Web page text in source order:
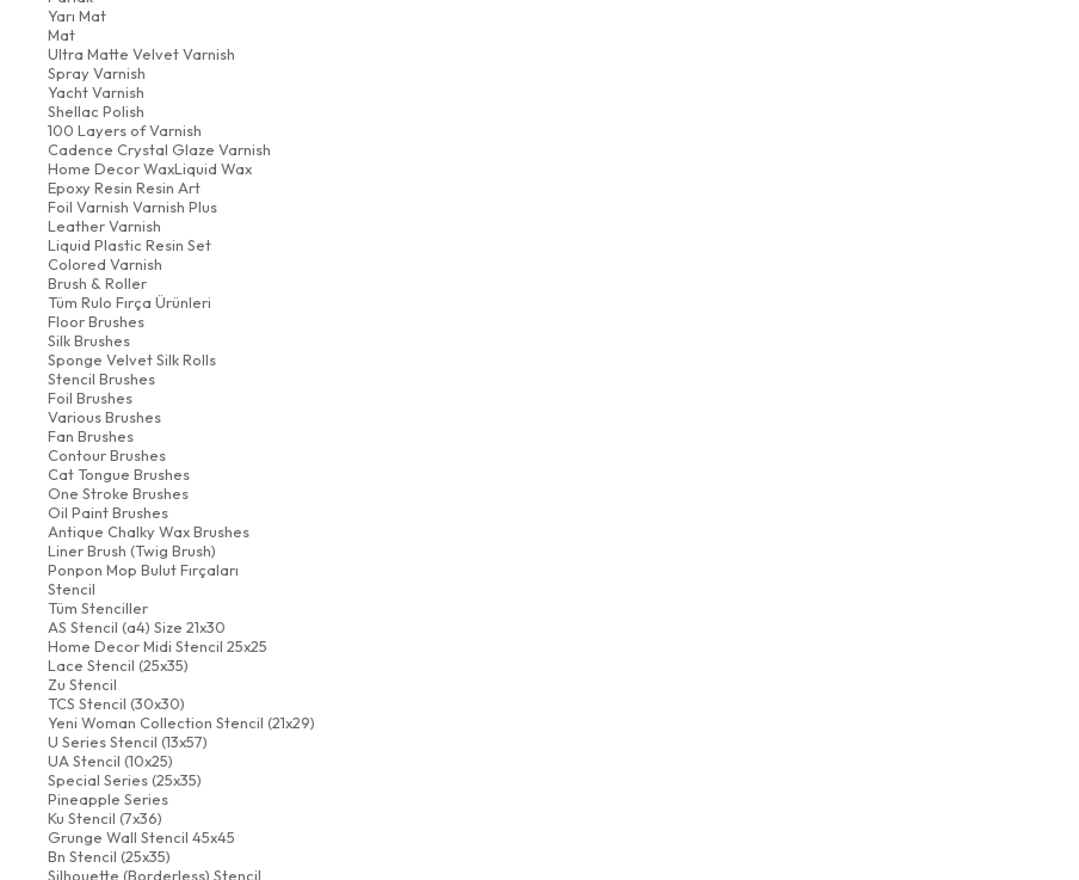
Yarı Mat
Mat
Ultra Matte Velvet Varnish
Spray Varnish
Yacht Varnish
Shellac Polish
100 Layers of Varnish
Cadence Crystal Glaze Varnish
Home Decor WaxLiquid Wax
Epoxy Resin Resin Art
Foil Varnish Varnish Plus
Leather Varnish
Liquid Plastic Resin Set
Colored Varnish
Brush & Roller
Tüm Rulo Fırça Ürünleri
Floor Brushes
Silk Brushes
Sponge Velvet Silk Rolls
Stencil Brushes
Foil Brushes
Various Brushes
Fan Brushes
Contour Brushes
Cat Tongue Brushes
One Stroke Brushes
Oil Paint Brushes
Antique Chalky Wax Brushes
Liner Brush (Twig Brush)
Ponpon Mop Bulut Fırçaları
Stencil
Tüm Stenciller
AS Stencil (a4) Size 21x30
Home Decor Midi Stencil 25x25
Lace Stencil (25x35)
Zu Stencil
TCS Stencil (30x30)
Yeni Woman Collection Stencil (21x29)
U Series Stencil (13x57)
UA Stencil (10x25)
Special Series (25x35)
Pineapple Series
Ku Stencil (7x36)
Grunge Wall Stencil 45x45
Bn Stencil (25x35)
Silhouette (Borderless) Stencil